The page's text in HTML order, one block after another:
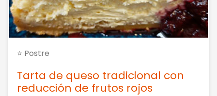
⭐ Postre
Tarta de queso tradicional con
reducción de frutos rojos